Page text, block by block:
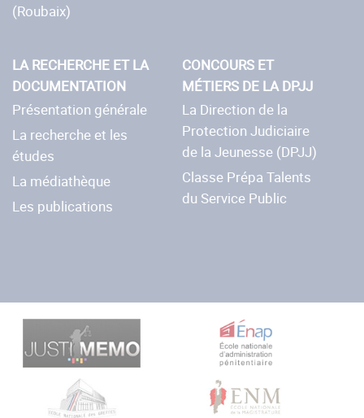
(Roubaix)
LA RECHERCHE ET LA
DOCUMENTATION
Présentation générale
La recherche et les
études
La médiathèque
Les publications
CONCOURS ET
MÉTIERS DE LA DPJJ
La Direction de la
Protection Judiciaire
de la Jeunesse (DPJJ)
Classe Prépa Talents
du Service Public